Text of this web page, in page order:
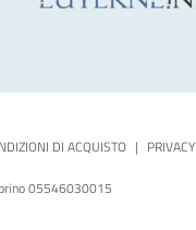
DI ACQUISTO | PRIVACY
05546030015